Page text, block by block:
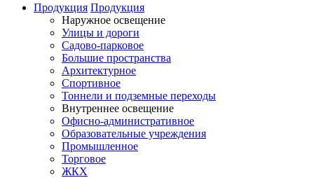
Продукция Продукция
Наружное освещение
Улицы и дороги
Садово-парковое
Большие пространства
Архитектурное
Спортивное
Тоннели и подземные переходы
Внутреннее освещение
Офисно-административное
Образовательные учреждения
Промышленное
Торговое
ЖКХ